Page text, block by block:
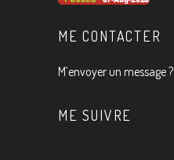
ME CONTACTER
M’envoyer un message ?
ME SUIVRE